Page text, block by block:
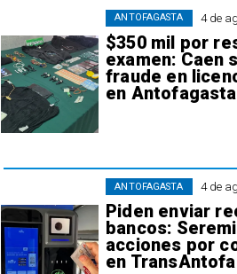
4 de
$350 mil por
examen: Caen
fraude en
en Antofagasta
ANTOFAGASTA
4 de
Piden enviar
bancos:
acciones por
en
ANTOFAGASTA